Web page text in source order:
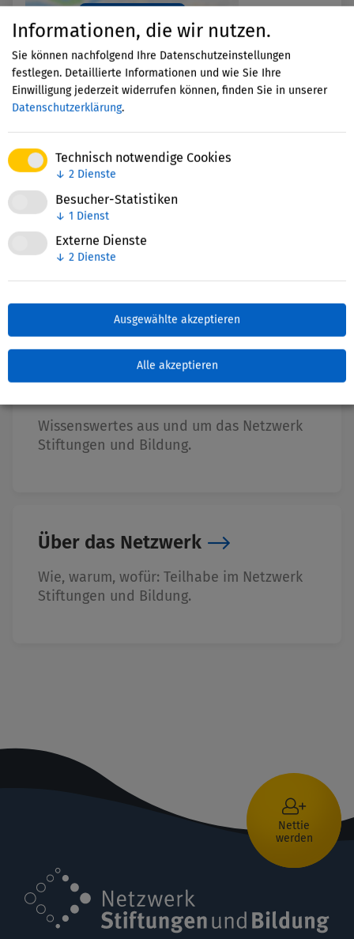
Informationen, die wir nutzen.
Sie können nachfolgend Ihre Datenschutzeinstellungen
festlegen. Detaillierte Informationen und wie Sie Ihre
Einwilligung jederzeit widerrufen können, finden Sie in unserer
Datenschutzerklärung.
Technisch notwendige Cookies
↓ 2 Dienste
Besucher-Statistiken
↓ 1 Dienst
Externe Dienste
↓ 2 Dienste
Ausgewählte akzeptieren
Alle akzeptieren
Akzeptieren
Nettie-Finder
Zuletzt bearbeitet: 04. November 2025
Wissenswertes aus und um das Netzwerk
Stiftungen und Bildung.
Über das Netzwerk
Wie, warum, wofür: Teilhabe im Netzwerk
Stiftungen und Bildung.
Nettie
werden